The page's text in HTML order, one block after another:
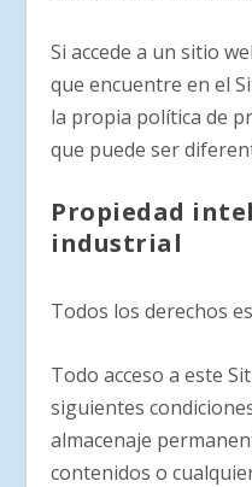
Si accede a un sitio
que encuentre en el
la propia política de
que puede ser
Propiedad
industrial
Todos los derechos
Todo acceso a este
siguientes
almacenaje
contenidos o